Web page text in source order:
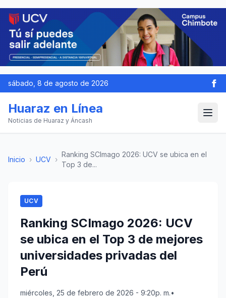
sábado, 8 de agosto de 2026
Huaraz en Línea
Noticias de Huaraz y Áncash
Inicio › UCV ›
Ranking SCImago 2026: UCV se ubica en el
Top 3 de...
UCV
Ranking SCImago 2026: UCV
se ubica en el Top 3 de mejores
universidades privadas del
Perú
miércoles, 25 de febrero de 2026 - 9:20p. m.•